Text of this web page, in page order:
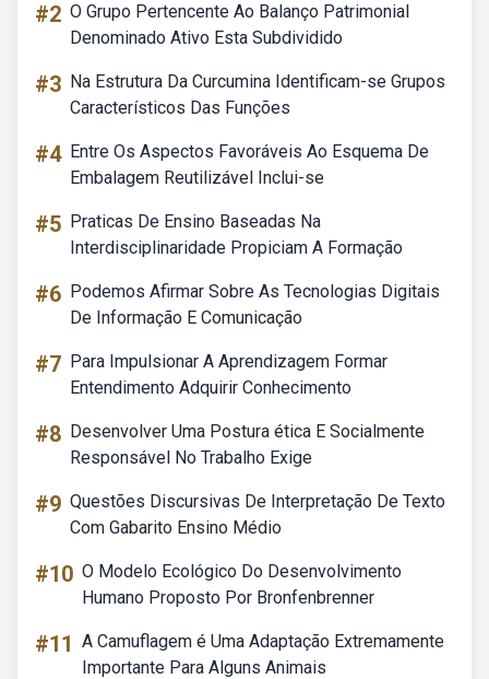
#2 O Grupo Pertencente Ao Balanço Patrimonial
Denominado Ativo Esta Subdividido
#3 Na Estrutura Da Curcumina Identificam-se Grupos
Característicos Das Funções
#4 Entre Os Aspectos Favoráveis Ao Esquema De
Embalagem Reutilizável Inclui-se
#5 Praticas De Ensino Baseadas Na
Interdisciplinaridade Propiciam A Formação
#6 Podemos Afirmar Sobre As Tecnologias Digitais
De Informação E Comunicação
#7 Para Impulsionar A Aprendizagem Formar
Entendimento Adquirir Conhecimento
#8 Desenvolver Uma Postura ética E Socialmente
Responsável No Trabalho Exige
#9 Questões Discursivas De Interpretação De Texto
Com Gabarito Ensino Médio
#10 O Modelo Ecológico Do Desenvolvimento
Humano Proposto Por Bronfenbrenner
#11 A Camuflagem é Uma Adaptação Extremamente
Importante Para Alguns Animais